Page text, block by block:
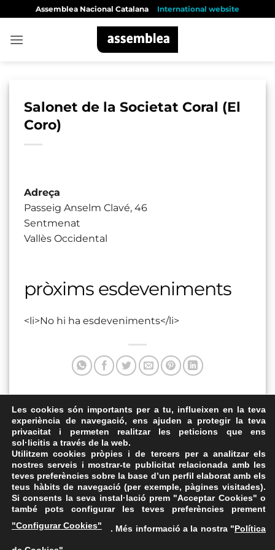
content
Assemblea Nacional Catalana International website
Salonet de la Societat Coral (El
Coro)
Adreça
Passeig Anselm Clavé, 46
Sentmenat
Vallès Occidental
pròxims esdeveniments
<li>No hi ha esdeveniments</li>
Aquesta entrada va ser publicada a . Marqui com a favorit
elEnllaç permanent.
Tarraco Arena Plaça de Dalt d’Alforja
FAQs
Les cookies són importants per a tu, influeixen en la teva
experiència de navegació, ens ajuden a protegir la teva
privacitat i permeten realitzar les peticions que ens
sol·licitis a través de la web.
Utilitzem cookies pròpies i de tercers per a analitzar els
nostres serveis i mostrar-te publicitat relacionada amb les
teves preferències sobre la base d’un perfil elaborat amb els
teus hàbits de navegació (per exemple, pàgines visitades).
Si consents la seva instal·lació prem "Acceptar Cookies" o
també pots configurar les teves preferències prement
"Configurar Cookies"
. Més informació a la nostra "Política